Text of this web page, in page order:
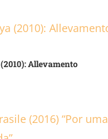
Allevamento